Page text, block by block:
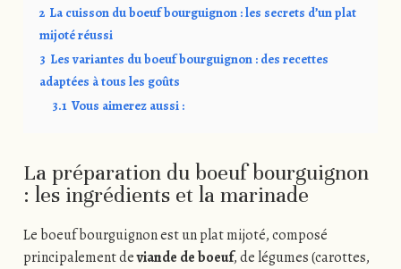
2 La cuisson du boeuf bourguignon : les secrets d’un plat
mijoté réussi
3 Les variantes du boeuf bourguignon : des recettes
adaptées à tous les goûts
3.1 Vous aimerez aussi :
La préparation du boeuf bourguignon
: les ingrédients et la marinade
Le boeuf bourguignon est un plat mijoté, composé
principalement deviande de boeuf, de légumes (carottes,